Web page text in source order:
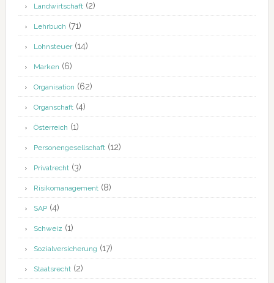
Landwirtschaft(2)
Lehrbuch (71)
Lohnsteuer(14)
Marken (6)
Organisation (62)
Organschaft(4)
Österreich (1)
Personengesellschaft(12)
Privatrecht(3)
Risikomanagement(8)
SAP(4)
Schweiz (1)
Sozialversicherung (17)
Staatsrecht(2)